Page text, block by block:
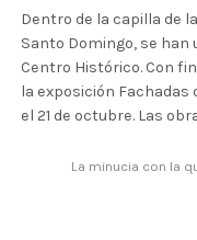
Dentro de la capilla de
Santo Domingo, se han
Centro Histórico. Con
la exposición Fachadas
el 21 de octubre. Las
La minucia con la